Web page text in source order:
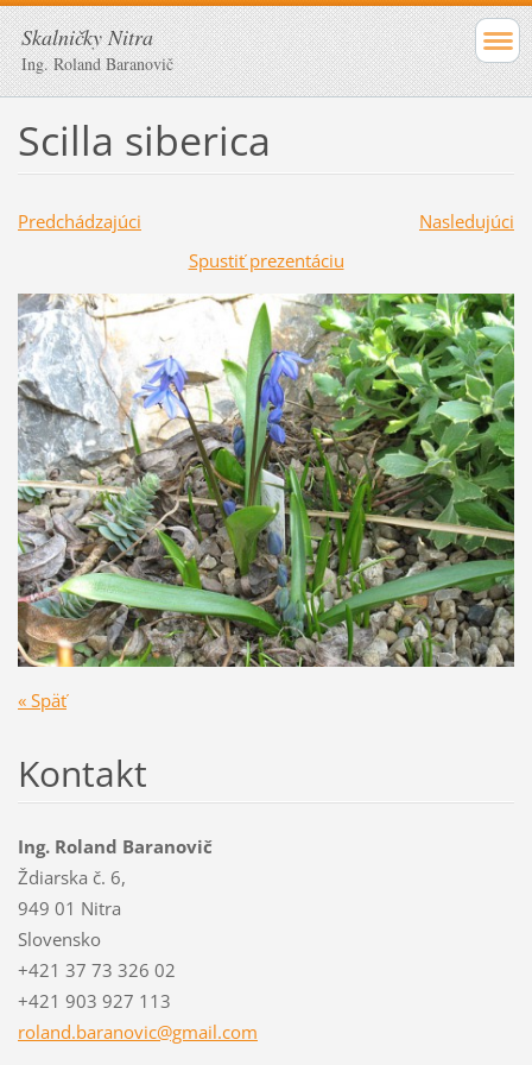
Skalničky Nitra
Ing. Roland Baranovič
Scilla siberica
Predchádzajúci
Nasledujúci
Spustiť prezentáciu
« Späť
Kontakt
Ing. Roland Baranovič
Ždiarska č. 6,
949 01 Nitra
Slovensko
+421 37 73 326 02
+421 903 927 113
roland.baranovic@gmail.com